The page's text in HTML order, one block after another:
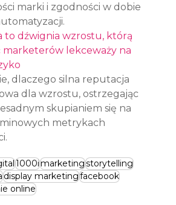
marki i zgodności w dobie
to dźwignia wzrostu, którą
marketerów lekceważy na
dlaczego silna reputacja
dla wzrostu, ostrzegając
skupianiem się na
metrykach
1000imarketingstorytelling
display marketingfacebook
online